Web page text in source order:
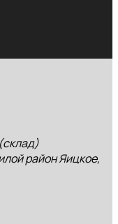
район Яицкое,